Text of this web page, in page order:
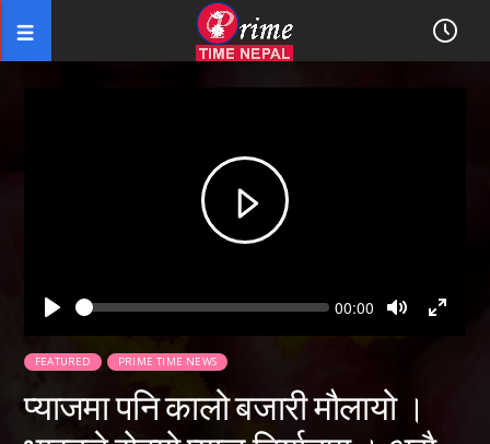
Seek Current
00:00
Mute
FEATURED PRIME TIME NEWS
प्याजमा पनि कालो बजारी मौलायो ।